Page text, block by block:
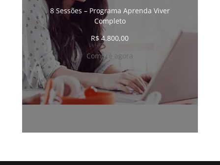
8 Sessões – Programa Aprenda Viver
Completo
R$4.800,00
Compre agora